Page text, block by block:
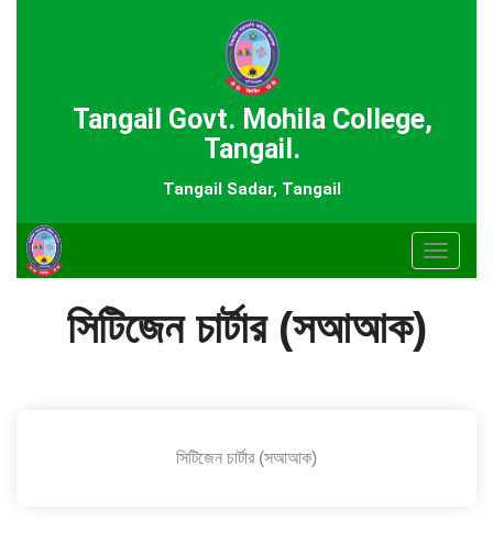
Tangail Govt. Mohila College,
Tangail.
Tangail Sadar, Tangail
Toggle
সিটিজেন চার্টার (সআআক)
সিটিজেন চার্টার (সআআক)